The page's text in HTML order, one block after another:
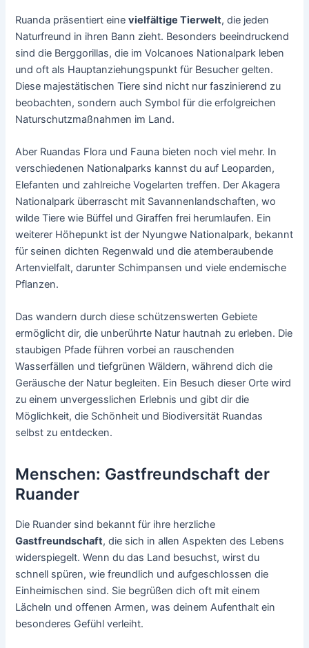
Ruanda präsentiert einevielfältige Tierwelt, die jeden
Naturfreund in ihren Bann zieht. Besonders beeindruckend
sind die Berggorillas, die im Volcanoes Nationalpark leben
und oft als Hauptanziehungspunkt für Besucher gelten.
Diese majestätischen Tiere sind nicht nur faszinierend zu
beobachten, sondern auch Symbol für die erfolgreichen
Naturschutzmaßnahmen im Land.
Aber Ruandas Flora und Fauna bieten noch viel mehr. In
verschiedenen Nationalparks kannst du auf Leoparden,
Elefanten und zahlreiche Vogelarten treffen. Der Akagera
Nationalpark überrascht mit Savannenlandschaften, wo
wilde Tiere wie Büffel und Giraffen frei herumlaufen. Ein
weiterer Höhepunkt ist der Nyungwe Nationalpark, bekannt
für seinen dichten Regenwald und die atemberaubende
Artenvielfalt, darunter Schimpansen und viele endemische
Pflanzen.
Das wandern durch diese schützenswerten Gebiete
ermöglicht dir, die unberührte Natur hautnah zu erleben. Die
staubigen Pfade führen vorbei an rauschenden
Wasserfällen und tiefgrünen Wäldern, während dich die
Geräusche der Natur begleiten. Ein Besuch dieser Orte wird
zu einem unvergesslichen Erlebnis und gibt dir die
Möglichkeit, die Schönheit und Biodiversität Ruandas
selbst zu entdecken.
Menschen: Gastfreundschaft der
Ruander
Die Ruander sind bekannt für ihre herzliche
Gastfreundschaft, die sich in allen Aspekten des Lebens
widerspiegelt. Wenn du das Land besuchst, wirst du
schnell spüren, wie freundlich und aufgeschlossen die
Einheimischen sind. Sie begrüßen dich oft mit einem
Lächeln und offenen Armen, was deinem Aufenthalt ein
besonderes Gefühl verleiht.